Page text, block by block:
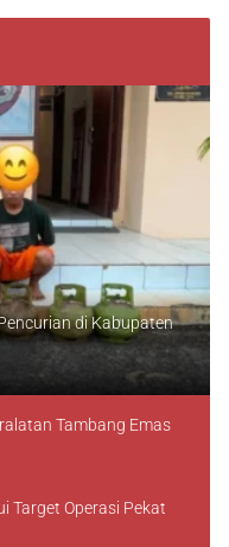
di Kabupaten
Tambang Emas
Target Operasi Pekat